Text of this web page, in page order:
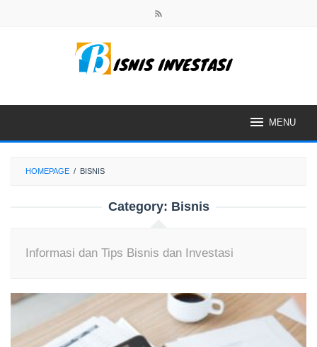
MENU
HOMEPAGE / BISNIS
Category: Bisnis
Informasi dan Tips Bisnis dan Investasi